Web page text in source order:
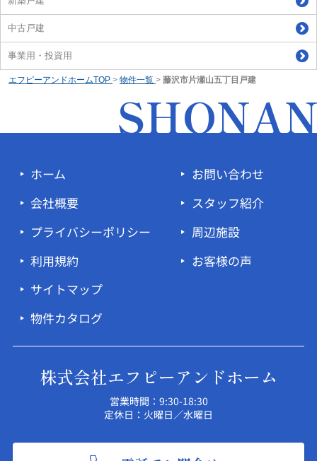
中古戸建
事業用・投資用
エフピーアンドホームTOP > 物件一覧 > 藤沢市片瀬山五丁目戸建
ホーム
会社概要
プライバシーポリシー
利用規約
サイトマップ
物件カタログ
お問い合わせ
スタッフ紹介
周辺施設
お客様の声
株式会社エフピーアンドホーム
営業時間：9:30-18:30
定休日：火曜日／水曜日